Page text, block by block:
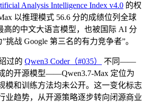
Analysis Intelligence Index v4.0 的权
以推理模式 56.6 分的成绩位列全球
高的中文大语言模型，也被国际 AI 分
挑战 Google 第三名的有力竞争者”。
过的 Qwen3 Coder（#035）
不同——
的开源模型——Qwen3.7-Max 定位为
模和训练方法均未公开。这一变化标志
业趋势，从开源策略逐步转向闭源商业